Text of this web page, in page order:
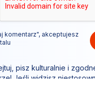
komentarz", akceptujesz
pisz kulturalnie i
Jeśli widzisz